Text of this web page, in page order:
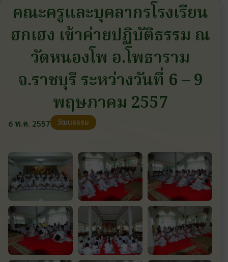
คณะครูและบุคลากรโรงเรียน
ฮกเฮง เข้าค่ายปฏิบัติธรรม ณ
วัดหนองโพ อ.โพธาราม
จ.ราชบุรี ระหว่างวันที่ 6 – 9
พฤษภาคม 2557
6 พ.ค. 2557 วัฒนธรรม